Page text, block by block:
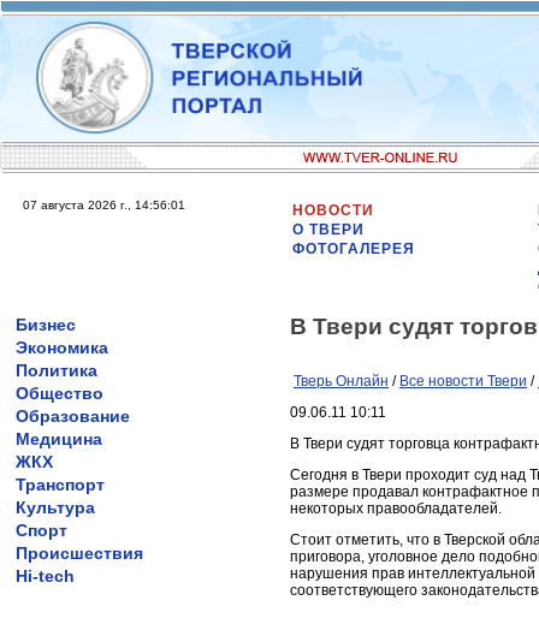
07 августа 2026 г., 14:56:01
НОВОСТИ
О ТВЕРИ
ФОТОГАЛЕРЕЯ
Бизнес
Экономика
Политика
Общество
Образование
Медицина
ЖКХ
Транспорт
Культура
Спорт
Происшествия
Hi-tech
В Твери судят
Тверь Онлайн / Все новости Твери /
09.06.11 10:11
В Твери судят торговца
Сегодня в Твери проходит суд над
размере продавал контрафактное
некоторых правообладателей.
Стоит отметить, что в Тверской
приговора, уголовное дело
нарушения прав
соответствующего